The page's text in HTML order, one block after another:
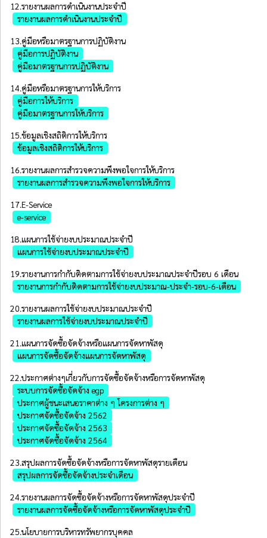
12.รายงานผลการดำเนินงานประจำปี
รายงานผลการดำเนินงานประจำปี
13.คู่มือหรือมาตรฐานการปฏิบัติงาน
คู่มือการปฏิบัติงาน
คู่มือมาตรฐานการปฏิบัติงาน
14.คู่มือหรือมาตรฐานการให้บริการ
คู่มือการให้บริการ
คู่มือมาตรฐานการให้บริการ
15.ข้อมูลเชิงสถิติการให้บริการ
ข้อมูลเชิงสถิติการให้บริการ
16.รายงานผลการสำรวจความพึงพอใจการให้บริการ
รายงานผลการสำรวจความพึงพอใจการให้บริการ
17.E-Service
e-service
18.แผนการใช้จ่ายงบประมาณประจำปี
แผนการใช้จ่ายงบประมาณประจำปี
19.รายงานการกํากับติดตามการใช้จ่ายงบประมาณประจำปีรอบ 6 เดือน
รายงานการกำกับติดตามการใช้จ่ายงบประมาณ-ประจำ-รอบ-6-เดือน
20.รายงานผลการใช้จ่ายงบประมาณประจำปี
รายงานผลการใช้จ่ายงบประมาณประจำปี
21.แผนการจัดซื้อจัดจ้างหรือแผนการจัดหาพัสดุ
แผนการจัดซื้อจัดจ้างแผนการจัดหาพัสดุ
22.ประกาศต่างๆเกี่ยวกับการจัดซื้อจัดจ้างหรือการจัดหาพัสดุ
ระบบการจัดซื้อจัดจ้าง egp
ประกาศผู้ชนะเสนอราคาต่าง ๆ โครงการต่าง ๆ
ประกาศจัดซื้อจัดจ้าง 2562
ประกาศจัดซื้อจัดจ้าง 2563
ประกาศจัดซื้อจัดจ้าง 2564
23.สรุปผลการจัดซื้อจัดจ้างหรือการจัดหาพัสดุรายเดือน
สรุปผลการจัดซื้อจัดจ้างประจำเดือน
24.รายงานผลการจัดซื้อจัดจ้างหรือการจัดหาพัสดุประจําปี
รายงานผลการจัดซื้อจัดจ้างหรือการจัดหาพัสดุประจำปี
25.นโยบายการบริหารทรัพยากรบุคคล